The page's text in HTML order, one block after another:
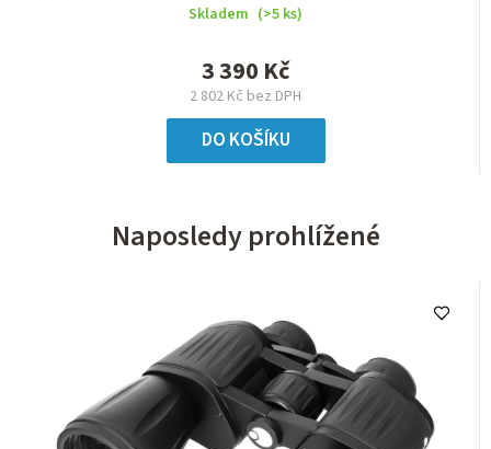
Skladem (>5 ks)
2 802 Kč bez DPH
3 390 Kč
DO KOŠÍKU
Naposledy prohlížené